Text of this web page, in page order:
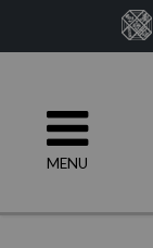
MENU